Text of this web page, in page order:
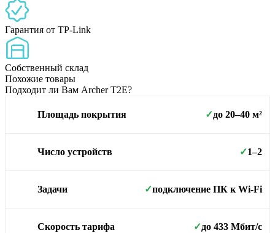
Гарантия от TP-Link
Собственный склад
Похожие товары
Подходит ли Вам Archer T2E?
Площадь покрытия ✓до 20–40 м²
Число устройств ✓1–2
Задачи ✓подключение ПК к Wi-Fi
Скорость тарифа ✓до 433 Мбит/с